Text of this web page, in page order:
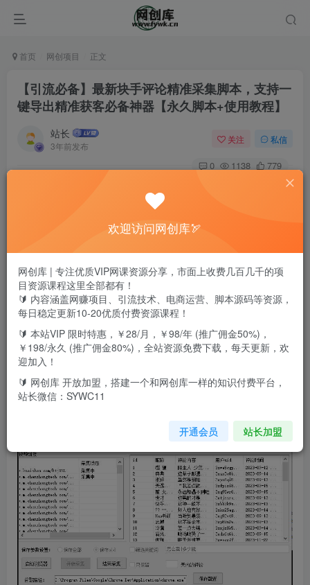
首页 网创项目 正文
【引流必备】最新块手评论精准采集脚本，支持一
键导出精准获客必备神器【永久脚本+使用教程】
站长
3年前发布
关注 私信
0 1138 779
【引流必备】最新块手评论精准采集脚本，支持一键导出精
准获客必备神器【永久脚本+使用教程】软件功能：可精准
采集用户评论内容支持导出用户id支持筛选发布时间支持筛
选评论话术设备需求：电脑（win10系统）本脚本卡密需要另
外购买，几块钱一个，介意请移步到不需要卡密的项目
欢迎访问网创库🏹
网创库 | 专注优质VIP网课资源分享，市面上收费几百几千的项
目资源课程这里全部都有！
🔰 内容涵盖网赚项目、引流技术、电商运营、脚本源码等资源，
每日稳定更新10-20优质付费资源课程！
🔰 本站VIP 限时特惠，￥28/月，￥98/年 (推广佣金50%)，
￥198/永久 (推广佣金80%)，全站资源免费下载，每天更新，欢
迎加入！
🔰 网创库 开放加盟，搭建一个和网创库一样的知识付费平台，
站长微信：SYWC11
开通会员 站长加盟